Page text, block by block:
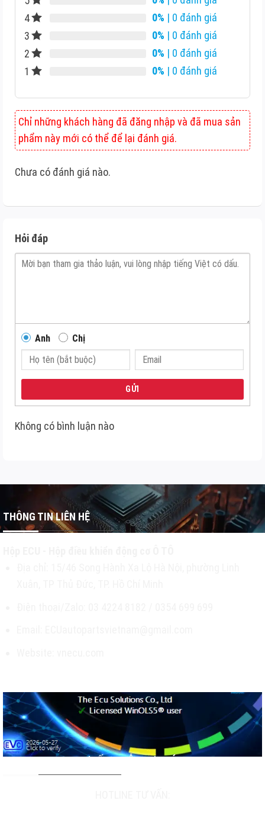
4
0% | 0 đánh giá
3
0% | 0 đánh giá
2
0% | 0 đánh giá
1
0% | 0 đánh giá
Chỉ những khách hàng đã đăng nhập và đã mua sản
phẩm này mới có thể để lại đánh giá.
Chưa có đánh giá nào.
Hỏi đáp
Anh Chị
GỬI
Không có bình luận nào
THÔNG TIN LIÊN HỆ
TƯ VẤN & HỖ TRỢ KHÁCH